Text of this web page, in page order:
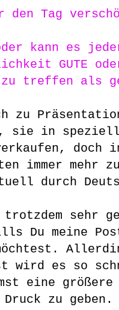
Tag
kann es
GUTE
zu treffen als
zu
sie in speziell
doch
immer mehr
durch
sehr
Du meine
wird es so
eine größere
zu geben.